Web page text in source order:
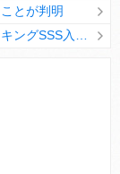
とが判明